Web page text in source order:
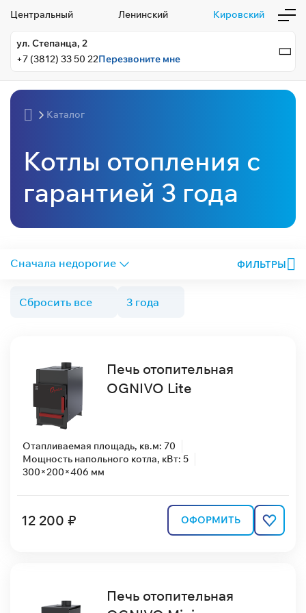
Центральный Ленинский Кировский
ул. Степанца, 2
+7 (3812) 33 50 22Перезвоните мне
Каталог
Котлы отопления с
гарантией 3 года
ФИЛЬТРЫ
Сбросить все 3 года
Печь отопительная
OGNIVO Lite
Отапливаемая площадь, кв.м: 70
Мощность напольного котла, кВт: 5
300×200×406 мм
12 200 ₽ ОФОРМИТЬ
Печь отопительная